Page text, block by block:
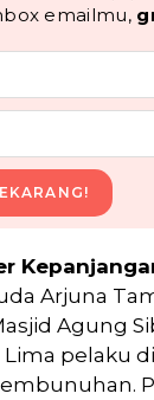
emailmu,
Arjuna
Agung
pelaku